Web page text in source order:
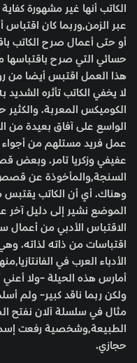
الكاتب أنها غير مشهورة
عبر الزمن,وربما كان
أو حتى أعمال صرح الكاتب
حسائي التي صرح
هذا العمل اقتبس أيضا من
لا يخفي الكاتب تأثره
الكوميكس المعربة.
الواسع على آفاق بعيدة من
عمل فريد مستلهم من
عفيفي وزكريا تامر. وبعض
السنجة,والمأخوذة عن قصص
وهناك. أي أن الكاتب
الموضع نشير إلى دليل آخر
الاقتباس الأدبي من أعمال
اقتباسات من ذاته لذاته.
الأدباء العرب في
أمارس هذه الحيلة -ولا أعني
ولكن ربما ناقد كبير- ولم
مثال في سلسلة آلان نفتح
الطبيعة,وشخصية رفعت
حجازي.